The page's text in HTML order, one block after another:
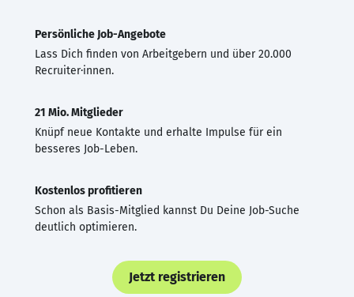
Persönliche Job-Angebote
Lass Dich finden von Arbeitgebern und über 20.000
Recruiter·innen.
21 Mio. Mitglieder
Knüpf neue Kontakte und erhalte Impulse für ein
besseres Job-Leben.
Kostenlos profitieren
Schon als Basis-Mitglied kannst Du Deine Job-Suche
deutlich optimieren.
Jetzt registrieren